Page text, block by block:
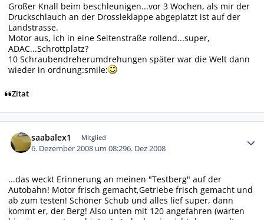
Großer Knall beim beschleunigen...vor 3 Wochen, als mir der
Druckschlauch an der Drossleklappe abgeplatzt ist auf der
Landstrasse.
Motor aus, ich in eine Seitenstraße rollend...super,
ADAC...Schrottplatz?
10 Schraubendreherumdrehungen später war die Welt dann
wieder in ordnung:smile:
Zitat
saabalex1 Mitglied
6. Dezember 2008 um 08:296. Dez 2008
...das weckt Erinnerung an meinen "Testberg" auf der
Autobahn! Motor frisch gemacht,Getriebe frisch gemacht und
ab zum testen! Schöner Schub und alles lief super, dann
kommt er, der Berg! Also unten mit 120 angefahren (warten